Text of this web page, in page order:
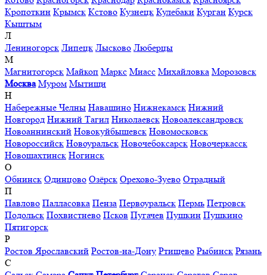
Кропоткин Крымск Кстово Кузнецк Кулебаки Курган Курск
Кыштым
Л
Лениногорск Липецк Лысково Люберцы
М
Магнитогорск Майкоп Маркс Миасс Михайловка Морозовск
Москва Муром Мытищи
Н
Набережные Челны Навашино Нижнекамск Нижний
Новгород Нижний Тагил Николаевск Новоалександровск
Новоаннинский Новокуйбышевск Новомосковск
Новороссийск Новоуральск Новочебоксарск Новочеркасск
Новошахтинск Ногинск
О
Обнинск Одинцово Озёрск Орехово-Зуево Отрадный
П
Павлово Палласовка Пенза Первоуральск Пермь Петровск
Подольск Похвистнево Псков Пугачев Пушкин Пушкино
Пятигорск
Р
Ростов Ярославский Ростов-на-Дону Ртищево Рыбинск Рязань
С